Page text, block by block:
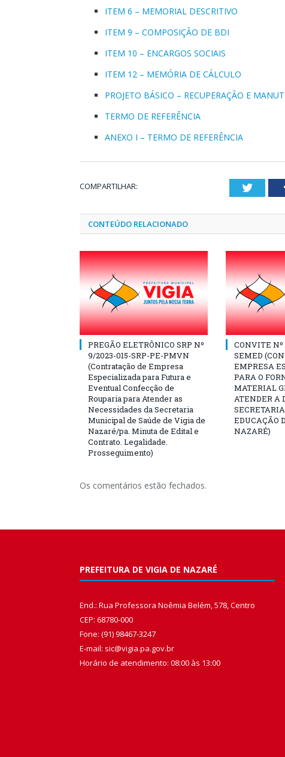
ITEM 6 – MEMORIAL DESCRITIVO
ITEM 9 – COMPOSIÇÃO DE BDI
ITEM 10 – ENCARGOS SOCIAIS
ITEM 12 – MEMÓRIA DE CÁLCULO
PROJETO BÁSICO – RECUPERAÇÃO E
TERMO DE REFERÊNCIA
ANEXO I – TERMO DE REFERÊNCIA
COMPARTILHAR:
CONTEÚDO RELACIONADO
PREGÃO ELETRÔNICO SRP Nº
9/2023-015-SRP-PE-PMVN
(Contratação de Empresa
Especializada para Futura e
Eventual Confecção de
Rouparia para Atender as
Necessidades da Secretaria
Municipal de Saúde de Vigia de
Nazaré/pa. Minuta de Edital e
Contrato. Legalidade.
Prosseguimento)
CONVITE Nº
SEMED
EMPRESA
PARA O
MATERIAL
ATENDER A
EDUCAÇÃO
NAZARÉ)
Os comentários estão fechados.
PREFEITURA DE VIGIA DE NAZARÉ
End.: Rua Professora Noêmia Belém, 578, Centro
CEP: 68780-000
Fone: (91) 98467-3247
E-mail: sic@vigia.pa.gov.br
Horário de atendimento: 08:00 às 13:00